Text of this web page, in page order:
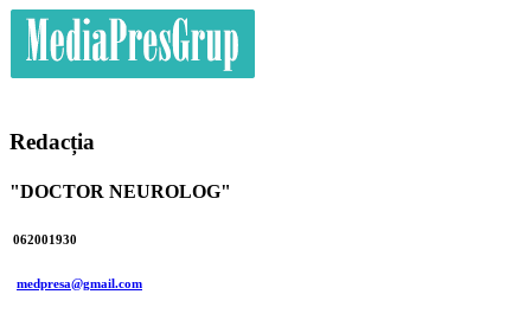
Redacția
"DOCTOR NEUROLOG"
062001930
medpresa@gmail.com